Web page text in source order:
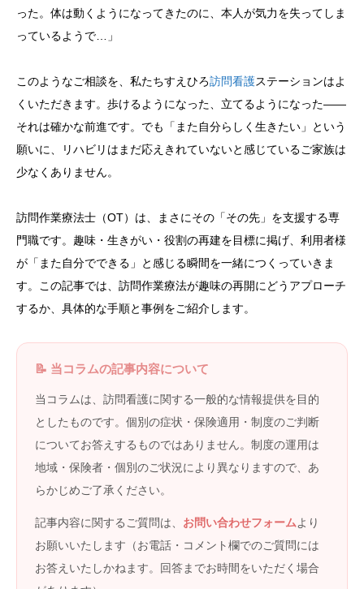
った。体は動くようになってきたのに、本人が気力を失ってしま
っているようで…」
このようなご相談を、私たちすえひろ訪問看護ステーションはよ
くいただきます。歩けるようになった、立てるようになった——
それは確かな前進です。でも「また自分らしく生きたい」という
願いに、リハビリはまだ応えきれていないと感じているご家族は
少なくありません。
訪問作業療法士（OT）は、まさにその「その先」を支援する専
門職です。趣味・生きがい・役割の再建を目標に掲げ、利用者様
が「また自分でできる」と感じる瞬間を一緒につくっていきま
す。この記事では、訪問作業療法が趣味の再開にどうアプローチ
するか、具体的な手順と事例をご紹介します。
📝 当コラムの記事内容について
当コラムは、訪問看護に関する一般的な情報提供を目的
としたものです。個別の症状・保険適用・制度のご判断
についてお答えするものではありません。制度の運用は
地域・保険者・個別のご状況により異なりますので、あ
らかじめご了承ください。
記事内容に関するご質問は、 お問い合わせフォームより
お願いいたします（お電話・コメント欄でのご質問には
お答えいたしかねます。回答までお時間をいただく場合